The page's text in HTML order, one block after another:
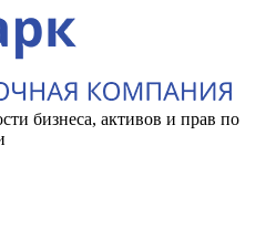
бизнеса, активов и прав по